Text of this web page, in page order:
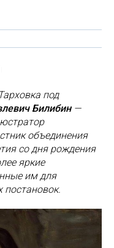
под
Билибин—
объединения
со дня рождения
яркие
им для
постановок.